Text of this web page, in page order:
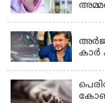
കാർ